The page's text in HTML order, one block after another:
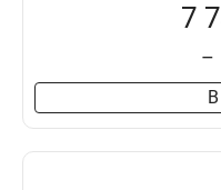
7
–